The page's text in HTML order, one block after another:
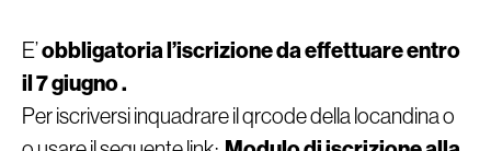
E’obbligatoria l’iscrizione da effettuare entro
il 7 giugno .
Per iscriversi inquadrare il qrcode della locandina o